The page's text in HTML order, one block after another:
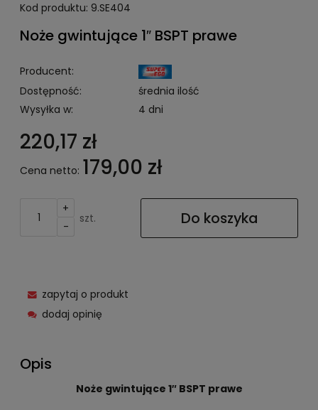
Kod produktu: 9.SE404
Noże gwintujące 1″ BSPT prawe
Producent:
Dostępność:
średnia ilość
Wysyłka w:
4 dni
220,17 zł
Cena netto: 179,00 zł
+
-
szt. Do koszyka
zapytaj o produkt
dodaj opinię
Opis
Noże gwintujące 1″ BSPT prawe